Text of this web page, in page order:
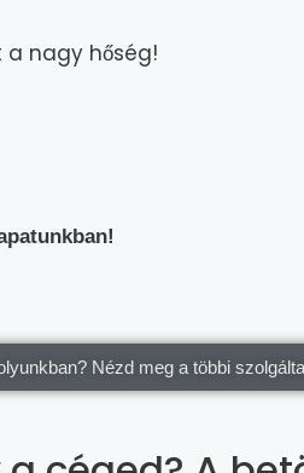
a nagy hőség!
Nézd meg a többi